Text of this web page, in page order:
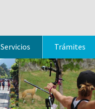
Servicios Trámites